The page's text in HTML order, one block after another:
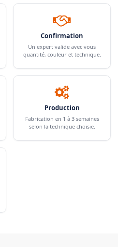
Confirmation
Un expert valide avec vous
quantité, couleur et technique.
Production
Fabrication en 1 à 3 semaines
selon la technique choisie.